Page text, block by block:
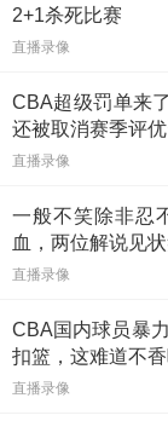
2+1杀死比赛
直播录像
CBA超级罚单来
还被取消赛季评
直播录像
一般不笑除非忍
血，两位解说见
直播录像
CBA国内球员暴
扣篮，这难道不
直播录像